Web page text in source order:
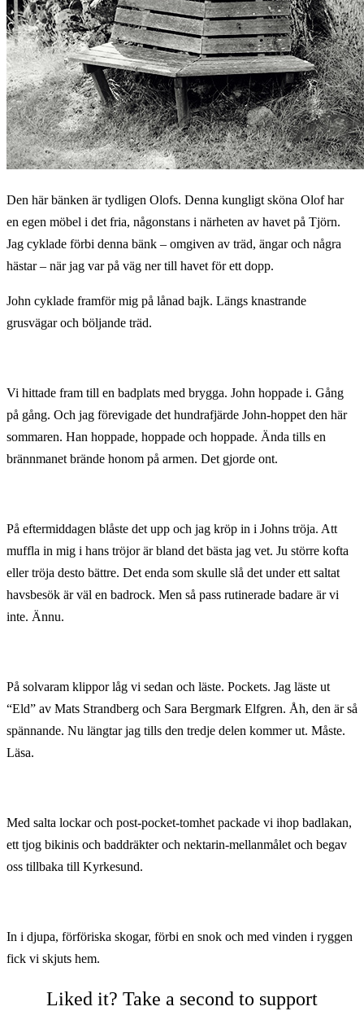
Den här bänken är tydligen Olofs. Denna kungligt sköna Olof har
en egen möbel i det fria, någonstans i närheten av havet på Tjörn.
Jag cyklade förbi denna bänk – omgiven av träd, ängar och några
hästar – när jag var på väg ner till havet för ett dopp.
John cyklade framför mig på lånad bajk. Längs knastrande
grusvägar och böljande träd.
Vi hittade fram till en badplats med brygga. John hoppade i. Gång
på gång. Och jag förevigade det hundrafjärde John-hoppet den här
sommaren. Han hoppade, hoppade och hoppade. Ända tills en
brännmanet brände honom på armen. Det gjorde ont.
På eftermiddagen blåste det upp och jag kröp in i Johns tröja. Att
muffla in mig i hans tröjor är bland det bästa jag vet. Ju större kofta
eller tröja desto bättre. Det enda som skulle slå det under ett saltat
havsbesök är väl en badrock. Men så pass rutinerade badare är vi
inte. Ännu.
På solvaram klippor låg vi sedan och läste. Pockets. Jag läste ut
“Eld” av Mats Strandberg och Sara Bergmark Elfgren. Åh, den är så
spännande. Nu längtar jag tills den tredje delen kommer ut. Måste.
Läsa.
Med salta lockar och post-pocket-tomhet packade vi ihop badlakan,
ett tjog bikinis och baddräkter och nektarin-mellanmålet och begav
oss tillbaka till Kyrkesund.
In i djupa, förföriska skogar, förbi en snok och med vinden i ryggen
fick vi skjuts hem.
Liked it? Take a second to support